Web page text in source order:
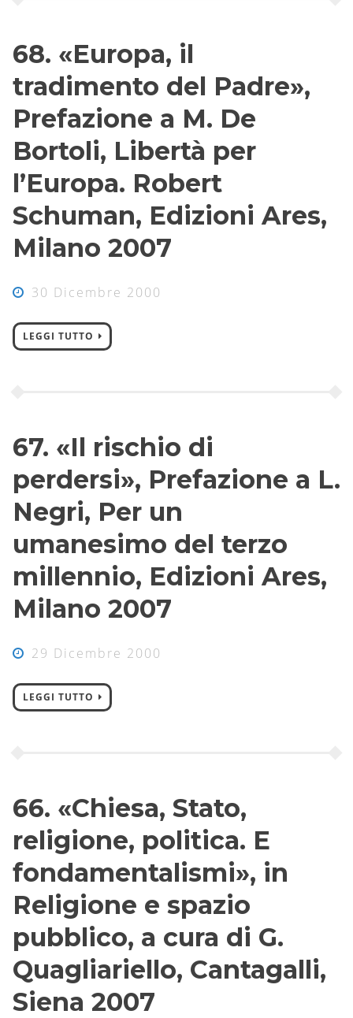
68. «Europa, il
tradimento del Padre»,
Prefazione a M. De
Bortoli, Libertà per
l’Europa. Robert
Schuman, Edizioni Ares,
Milano 2007
30 Dicembre 2000
LEGGI TUTTO
67. «Il rischio di
perdersi», Prefazione a L.
Negri, Per un
umanesimo del terzo
millennio, Edizioni Ares,
Milano 2007
29 Dicembre 2000
LEGGI TUTTO
66. «Chiesa, Stato,
religione, politica. E
fondamentalismi», in
Religione e spazio
pubblico, a cura di G.
Quagliariello, Cantagalli,
Siena 2007